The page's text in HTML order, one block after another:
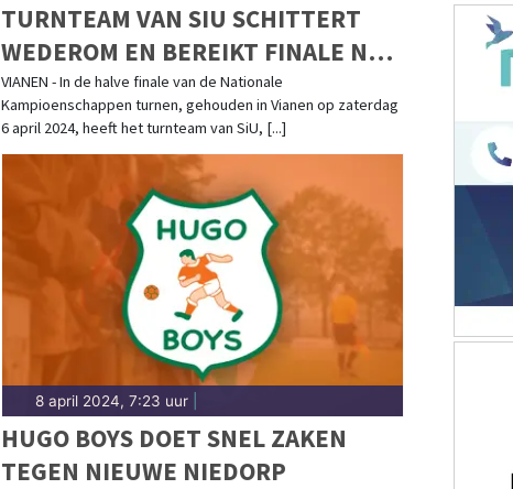
TURNTEAM VAN SIU SCHITTERT
WEDEROM EN BEREIKT FINALE NK
TURNEN
VIANEN - In de halve finale van de Nationale
Kampioenschappen turnen, gehouden in Vianen op zaterdag
6 april 2024, heeft het turnteam van SiU, [...]
8 april 2024, 7:23 uur|
HUGO BOYS DOET SNEL ZAKEN
TEGEN NIEUWE NIEDORP